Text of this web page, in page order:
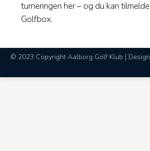
turneringen her – og du kan
Golfbox.
© 2023 Copyright Aalborg Golf Klub |